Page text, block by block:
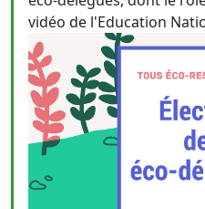
vidéo de l'Education